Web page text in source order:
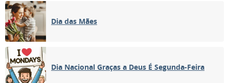
Dia das Mães
Dia Nacional Graças a Deus É Segunda-Feira